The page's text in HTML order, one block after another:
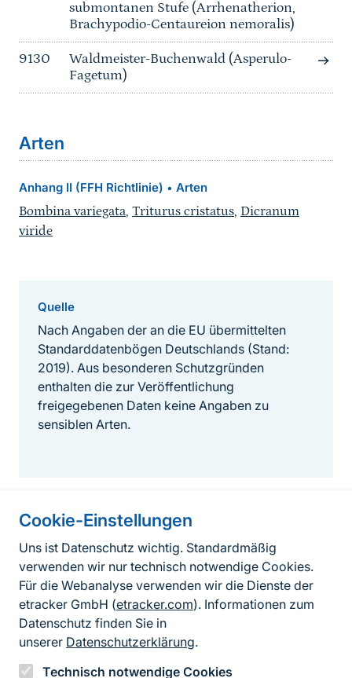
Cookie-Einstellungen
Uns ist Datenschutz wichtig. Standardmäßig
verwenden wir nur technisch notwendige Cookies.
Für die Webanalyse verwenden wir die Dienste der
etracker GmbH (etracker.com). Informationen zum
Datenschutz finden Sie in
unserer Datenschutzerklärung.
Technisch notwendige Cookies
submontanen Stufe (Arrhenatherion,
Brachypodio-Centaureion nemoralis)
9130
Waldmeister-Buchenwald (Asperulo-
Fagetum)
Arten
Anhang II (FFH Richtlinie) • Arten
Bombina variegata, Triturus cristatus, Dicranum
viride
Quelle
Nach Angaben der an die EU übermittelten
Standarddatenbögen Deutschlands (Stand:
2019). Aus besonderen Schutzgründen
enthalten die zur Veröffentlichung
freigegebenen Daten keine Angaben zu
sensiblen Arten.
Informationen zur Seite
FußzeileKontakt zum BfN
Kontaktformular
Erklärung zur Barrierefreiheit
Impressum